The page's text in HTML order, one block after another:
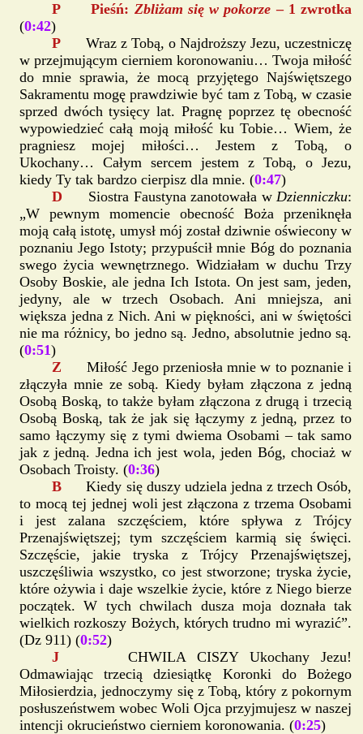
P Pieśń: Zbliżam się w pokorze– 1 zwrotka
(0:42)
P Wraz z Tobą, o Najdroższy Jezu, uczestniczę
w przejmującym cierniem koronowaniu… Twoja miłość
do mnie sprawia, że mocą przyjętego Najświętszego
Sakramentu mogę prawdziwie być tam z Tobą, w czasie
sprzed dwóch tysięcy lat. Pragnę poprzez tę obecność
wypowiedzieć całą moją miłość ku Tobie… Wiem, że
pragniesz mojej miłości… Jestem z Tobą, o
Ukochany… Całym sercem jestem z Tobą, o Jezu,
kiedy Ty tak bardzo cierpisz dla mnie. (0:47)
D Siostra Faustyna zanotowała wDzienniczku:
„W pewnym momencie obecność Boża przeniknęła
moją całą istotę, umysł mój został dziwnie oświecony w
poznaniu Jego Istoty; przypuścił mnie Bóg do poznania
swego życia wewnętrznego. Widziałam w duchu Trzy
Osoby Boskie, ale jedna Ich Istota. On jest sam, jeden,
jedyny, ale w trzech Osobach. Ani mniejsza, ani
większa jedna z Nich. Ani w piękności, ani w świętości
nie ma różnicy, bo jedno są. Jedno, absolutnie jedno są.
(0:51)
ZMiłość Jego przeniosła mnie w to poznanie i
złączyła mnie ze sobą. Kiedy byłam złączona z jedną
Osobą Boską, to także byłam złączona z drugą i trzecią
Osobą Boską, tak że jak się łączymy z jedną, przez to
samo łączymy się z tymi dwiema Osobami – tak samo
jak z jedną. Jedna ich jest wola, jeden Bóg, chociaż w
Osobach Troisty. (0:36)
BKiedy się duszy udziela jedna z trzech Osób,
to mocą tej jednej woli jest złączona z trzema Osobami
i jest zalana szczęściem, które spływa z Trójcy
Przenajświętszej; tym szczęściem karmią się święci.
Szczęście, jakie tryska z Trójcy Przenajświętszej,
uszczęśliwia wszystko, co jest stworzone; tryska życie,
które ożywia i daje wszelkie życie, które z Niego bierze
początek. W tych chwilach dusza moja doznała tak
wielkich rozkoszy Bożych, których trudno mi wyrazić”.
(Dz 911) (0:52)
J CHWILA CISZY Ukochany Jezu!
Odmawiając trzecią dziesiątkę Koronki do Bożego
Miłosierdzia, jednoczymy się z Tobą, który z pokornym
posłuszeństwem wobec Woli Ojca przyjmujesz w naszej
intencji okrucieństwo cierniem koronowania. (0:25)